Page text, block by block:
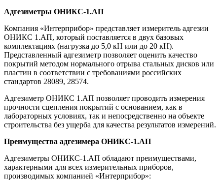
Адгезиметры ОНИКС-1.АП
Компания «Интерприбор» представляет измеритель адгезии
ОНИКС 1.АП, который поставляется в двух базовых
комплектациях (нагрузка до 5,0 кН или до 20 кН).
Представленный адгезиметр позволяет оценить качество
покрытий методом нормального отрыва стальных дисков или
пластин в соответствии с требованиями российских
стандартов 28089, 28574.
Адгезиметр ОНИКС 1.АП позволяет проводить измерения
прочности сцепления покрытий с основанием, как в
лабораторных условиях, так и непосредственно на объекте
строительства без ущерба для качества результатов измерений.
Преимущества адгезимера ОНИКС-1.АП
Адгезиметры ОНИКС-1.АП обладают преимуществами,
характерными для всех измерительных приборов,
производимых компанией «Интерприбор»: